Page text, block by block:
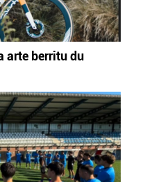
esperientzia eta
teknologiaz
gero, teknologia hori
diguzu.
arte berritu du